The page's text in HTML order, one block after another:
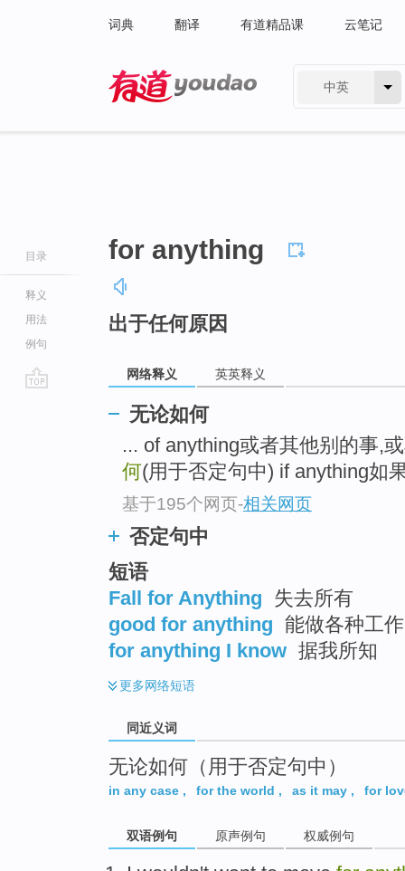
词典 翻译 有道精品课 云笔记
中英
目录
释义
用法
例句
for anything
出于任何原因
网络释义 英英释义
无论如何
... of anything或者其他别的事,
何(用于否定句中) if anything如
基于195个网页-相关网页
否定句中
短语
Fall for Anything 失去所有
good for anything 能做各种工
for anything I know 据我所知
更多网络短语
同近义词
无论如何（用于否定句中）
in any case , for the world , as it may , for
双语例句 原声例句 权威例句